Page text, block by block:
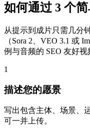
如何通过 3 个
从提示到成片只需几分
（Sora 2、VEO 3.1 或
例与音频的 SEO 友好视
1
描述您的愿景
写出包含主体、场景、
可一并上传。